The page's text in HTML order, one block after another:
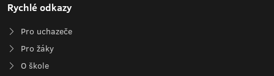
Rychlé odkazy
Pro uchazeče
Pro žáky
O škole